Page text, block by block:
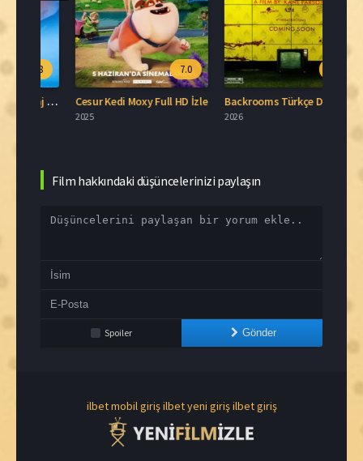
7.0
Cesur Kedi Moxy Full HD İzle
7.1
Backrooms Türkçe Dublaj İzle
Film hakkındaki düşüncelerinizi paylaşın
Spoiler Gönder
ilbet mobil girişilbet yeni girişilbet giriş